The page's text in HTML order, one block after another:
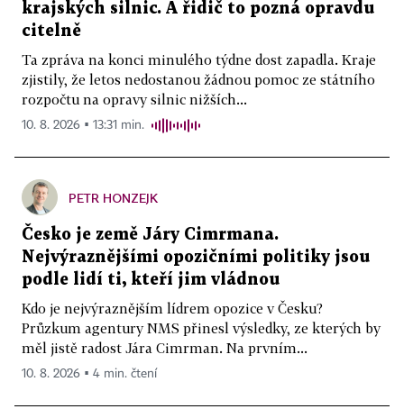
krajských silnic. A řidič to pozná opravdu
citelně
Ta zpráva na konci minulého týdne dost zapadla. Kraje
zjistily, že letos nedostanou žádnou pomoc ze státního
rozpočtu na opravy silnic nižších...
10. 8. 2026 ▪ 13:31 min.
PETR HONZEJK
Česko je země Járy Cimrmana.
Nejvýraznějšími opozičními politiky jsou
podle lidí ti, kteří jim vládnou
Kdo je nejvýraznějším lídrem opozice v Česku?
Průzkum agentury NMS přinesl výsledky, ze kterých by
měl jistě radost Jára Cimrman. Na prvním...
10. 8. 2026 ▪ 4 min. čtení